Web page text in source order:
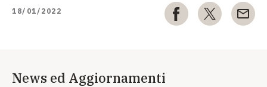
18/01/2022
News ed Aggiornamenti